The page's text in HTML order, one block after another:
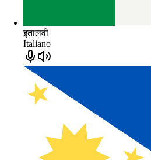
इतालवी
Italiano